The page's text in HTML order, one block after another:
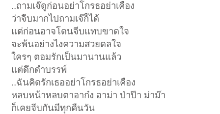
..ถามเจ๊ดูก่อนอย่าโกรธอย่าเคือง
ว่าจีบมากไปถามเจ๊ก็ได้
แต่ก่อนอาจโดนจีบแทบขาดใจ
จะพ้นอย่างไงความสวยดลใจ
ใครๆ ตอมรักเป็นมานานแล้ว
แต่ดึกดำบรรพ์
..ฉันคิดรักเธออย่าโกรธอย่าเคือง
หลบหน้าหลบตาอาก๋ง อาม่า ป่าป๊า ม่าม๊า
ก็เคยจีบกันมีทุกคืนวัน